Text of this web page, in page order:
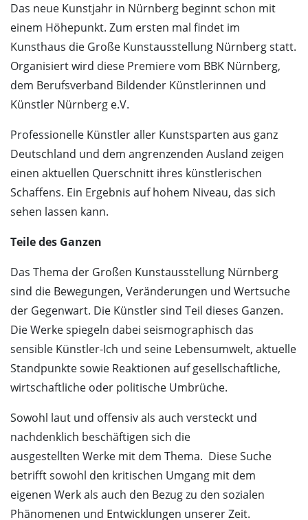
Das neue Kunstjahr in Nürnberg beginnt schon mit
einem Höhepunkt. Zum ersten mal findet im
Kunsthaus die Große Kunstausstellung Nürnberg statt.
Organisiert wird diese Premiere vom BBK Nürnberg,
dem Berufsverband Bildender Künstlerinnen und
Künstler Nürnberg e.V.
Professionelle Künstler aller Kunstsparten aus ganz
Deutschland und dem angrenzenden Ausland zeigen
einen aktuellen Querschnitt ihres künstlerischen
Schaffens. Ein Ergebnis auf hohem Niveau, das sich
sehen lassen kann.
Teile des Ganzen
Das Thema der Großen Kunstausstellung Nürnberg
sind die Bewegungen, Veränderungen und Wertsuche
der Gegenwart. Die Künstler sind Teil dieses Ganzen.
Die Werke spiegeln dabei seismographisch das
sensible Künstler-Ich und seine Lebensumwelt, aktuelle
Standpunkte sowie Reaktionen auf gesellschaftliche,
wirtschaftliche oder politische Umbrüche.
Sowohl laut und offensiv als auch versteckt und
nachdenklich beschäftigen sich die
ausgestellten Werke mit dem Thema. Diese Suche
betrifft sowohl den kritischen Umgang mit dem
eigenen Werk als auch den Bezug zu den sozialen
Phänomenen und Entwicklungen unserer Zeit.